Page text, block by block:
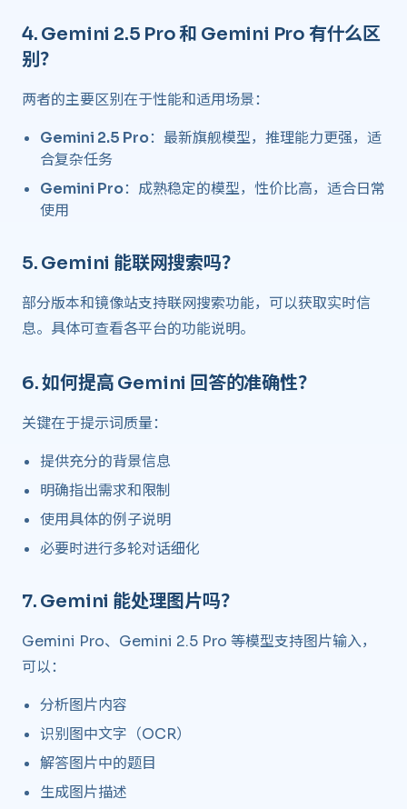
4. Gemini 2.5 Pro 和 Gemini Pro 有什么区
别？
两者的主要区别在于性能和适用场景：
Gemini 2.5 Pro：最新旗舰模型，推理能力更强，适
合复杂任务
Gemini Pro：成熟稳定的模型，性价比高，适合日常
使用
5. Gemini 能联网搜索吗？
部分版本和镜像站支持联网搜索功能，可以获取实时信
息。具体可查看各平台的功能说明。
6.如何提高 Gemini 回答的准确性？
关键在于提示词质量：
提供充分的背景信息
明确指出需求和限制
使用具体的例子说明
必要时进行多轮对话细化
7. Gemini 能处理图片吗？
Gemini Pro、Gemini 2.5 Pro 等模型支持图片输入，
可以：
分析图片内容
识别图中文字（OCR）
解答图片中的题目
生成图片描述